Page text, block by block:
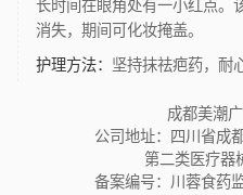
长时间在眼角处有一小红点。
消失，期间可化妆掩盖。
护理方法： 坚持抹祛疤药，耐
成都美潮
公司地址：四川省成
第二类医疗器
备案编号：川蓉食药